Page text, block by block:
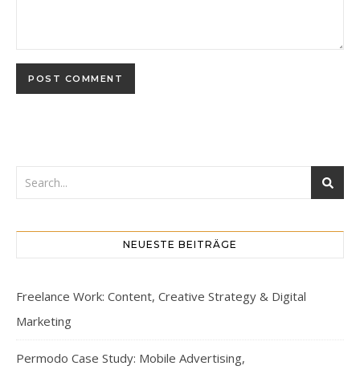
NEUESTE BEITRÄGE
Freelance Work: Content, Creative Strategy & Digital
Marketing
Permodo Case Study: Mobile Advertising,